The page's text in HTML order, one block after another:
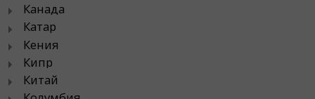
Канада
Катар
Кения
Кипр
Китай